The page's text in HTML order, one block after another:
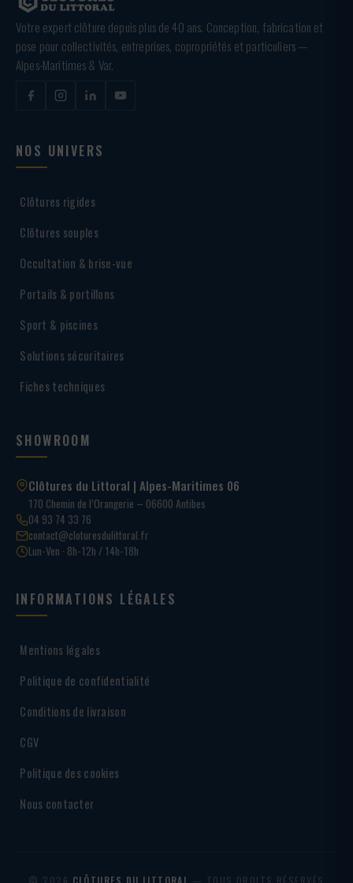
Votre expert clôture depuis plus de 40 ans. Conception, fabrication et
pose pour collectivités, entreprises, copropriétés et particuliers —
Alpes-Maritimes & Var.
NOS UNIVERS
Clôtures rigides
Clôtures souples
Occultation & brise-vue
Portails & portillons
Sport & piscines
Solutions sécuritaires
Fiches techniques
SHOWROOM
Clôtures du Littoral | Alpes-Maritimes 06
170 Chemin de l’Orangerie – 06600 Antibes
04 93 74 33 76
contact@cloturesdulittoral.fr
Lun-Ven · 8h-12h / 14h-18h
INFORMATIONS LÉGALES
Mentions légales
Politique de confidentialité
Conditions de livraison
CGV
Politique des cookies
Nous contacter
© 2026 CLÔTURES DU LITTORAL — TOUS DROITS RÉSERVÉS